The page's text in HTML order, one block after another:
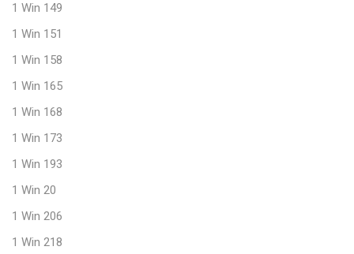
1 Win 149
1 Win 151
1 Win 158
1 Win 165
1 Win 168
1 Win 173
1 Win 193
1 Win 20
1 Win 206
1 Win 218